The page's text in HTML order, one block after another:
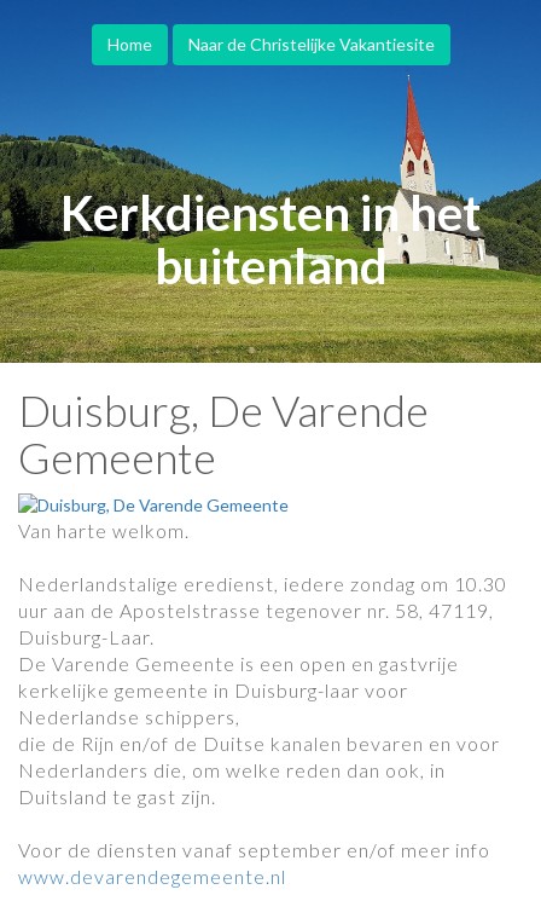
Home Naar de Christelijke Vakantiesite
Kerkdiensten in het
buitenland
Duisburg, De Varende
Gemeente
Van harte welkom.
Nederlandstalige eredienst, iedere zondag om 10.30
uur aan de Apostelstrasse tegenover nr. 58, 47119,
Duisburg-Laar.
De Varende Gemeente is een open en gastvrije
kerkelijke gemeente in Duisburg-laar voor
Nederlandse schippers,
die de Rijn en/of de Duitse kanalen bevaren en voor
Nederlanders die, om welke reden dan ook, in
Duitsland te gast zijn.
Voor de diensten vanaf september en/of meer info
www.devarendegemeente.nl